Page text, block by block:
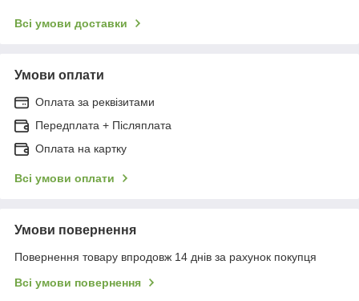
Всі умови доставки
Умови оплати
Оплата за реквізитами
Передплата + Післяплата
Оплата на картку
Всі умови оплати
Умови повернення
Повернення товару впродовж 14 днів за рахунок покупця
Всі умови повернення